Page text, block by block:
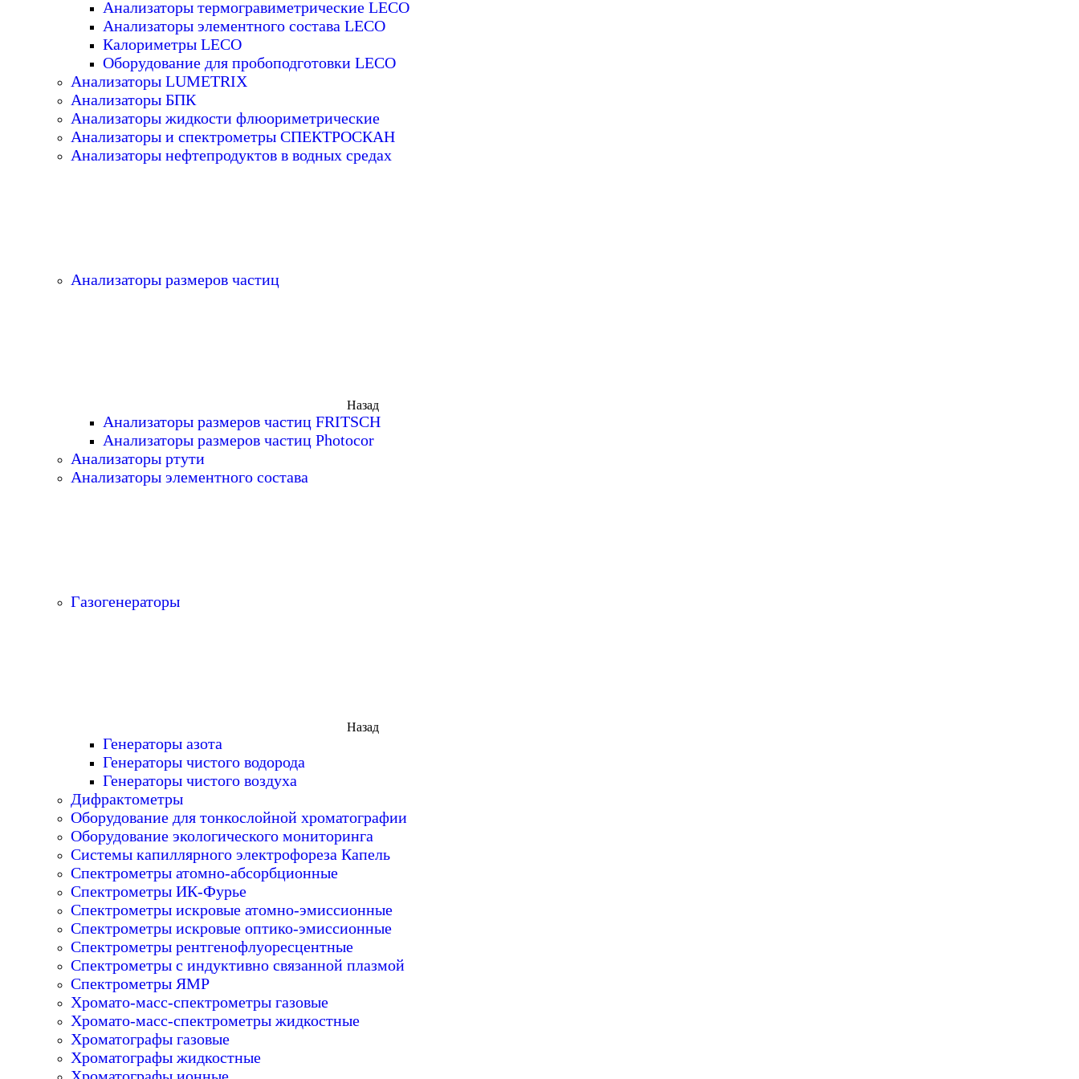
Анализаторы термогравиметрические LECO
Анализаторы элементного состава LECO
Калориметры LECO
Оборудование для пробоподготовки LECO
Анализаторы LUMETRIX
Анализаторы БПК
Анализаторы жидкости флюориметрические
Анализаторы и спектрометры СПЕКТРОСКАН
Анализаторы нефтепродуктов в водных средах
Анализаторы размеров частиц
Назад
Анализаторы размеров частиц FRITSCH
Анализаторы размеров частиц Photocor
Анализаторы ртути
Анализаторы элементного состава
Газогенераторы
Назад
Генераторы азота
Генераторы чистого водорода
Генераторы чистого воздуха
Дифрактометры
Оборудование для тонкослойной хроматографии
Оборудование экологического мониторинга
Системы капиллярного электрофореза Капель
Спектрометры атомно-абсорбционные
Спектрометры ИК-Фурье
Спектрометры искровые атомно-эмиссионные
Спектрометры искровые оптико-эмиссионные
Спектрометры рентгенофлуоресцентные
Спектрометры с индуктивно связанной плазмой
Спектрометры ЯМР
Хромато-масс-спектрометры газовые
Хромато-масс-спектрометры жидкостные
Хроматографы газовые
Хроматографы жидкостные